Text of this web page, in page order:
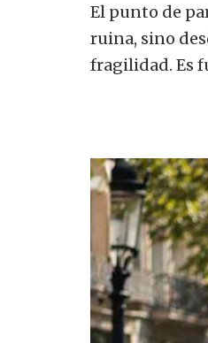
El punto de
ruina, sino
fragilidad. Es